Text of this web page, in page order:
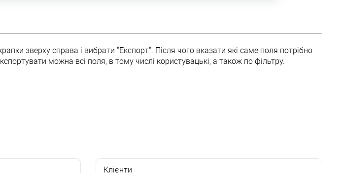
зверху справа і вибрати "Експорт". Після чого вказати які саме поля потрібно
можна всі поля, в тому числі користувацькі, а також по фільтру.
Клієнти